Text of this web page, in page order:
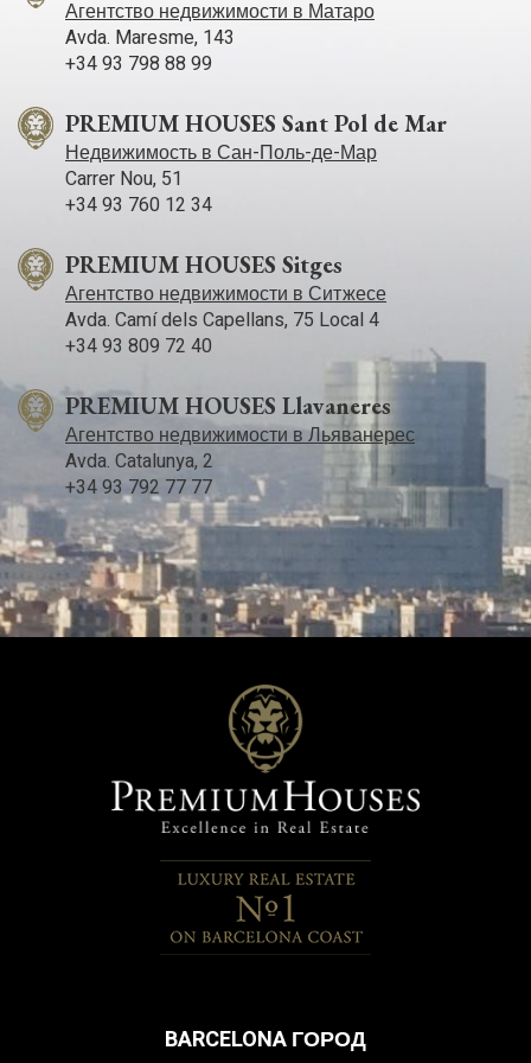
Агентство недвижимости в Матаро
Avda. Maresme, 143
+34 93 798 88 99
PREMIUM HOUSES Sant Pol de Mar
Недвижимость в Сан-Поль-де-Мар
Carrer Nou, 51
+34 93 760 12 34
PREMIUM HOUSES Sitges
Агентство недвижимости в Ситжесе
Avda. Camí­ dels Capellans, 75 Local 4
+34 93 809 72 40
PREMIUM HOUSES Llavaneres
Агентство недвижимости в Льяванерес
Avda. Catalunya, 2
+34 93 792 77 77
BARCELONA ГОРОД